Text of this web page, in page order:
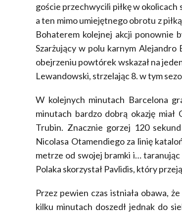
goście przechwycili piłkę w okolicach
a ten mimo umiejętnego obrotu z
Bohaterem kolejnej akcji ponownie
Szarżujący w polu karnym Alejandro
obejrzeniu powtórek wskazał na
Lewandowski, strzelając 8. w tym
W kolejnych minutach Barcelona
minutach bardzo dobrą okazję miał
Trubin. Znacznie gorzej 120
Nicolasa Otamendiego za linię
metrze od swojej bramki i… taranując
Polaka skorzystał Pavlidis, który
Przez pewien czas istniała obawa,
kilku minutach doszedł jednak do